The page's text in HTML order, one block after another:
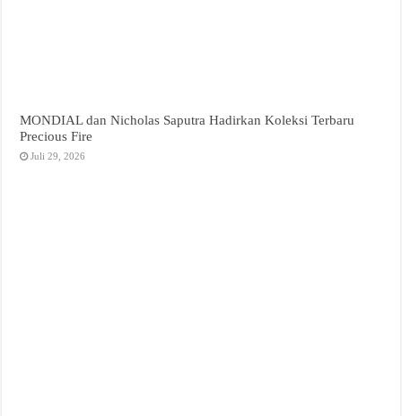
MONDIAL dan Nicholas Saputra Hadirkan Koleksi Terbaru
Precious Fire
Juli 29, 2026